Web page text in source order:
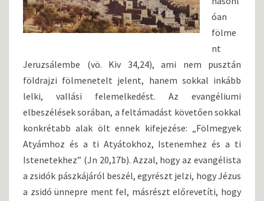
óan
fölme
nt
Jeruzsálembe (vö. Kiv 34,24), ami nem pusztán
földrajzi fölmenetelt jelent, hanem sokkal inkább
lelki, vallási felemelkedést. Az evangéliumi
elbeszélések sorában, a feltámadást követően sokkal
konkrétabb alak ölt ennek kifejezése: „Fölmegyek
Atyámhoz és a ti Atyátokhoz, Istenemhez és a ti
Istenetekhez” (Jn 20,17b). Azzal, hogy az evangélista
a zsidók pászkájáról beszél, egyrészt jelzi, hogy Jézus
a zsidó ünnepre ment fel, másrészt előrevetíti, hogy